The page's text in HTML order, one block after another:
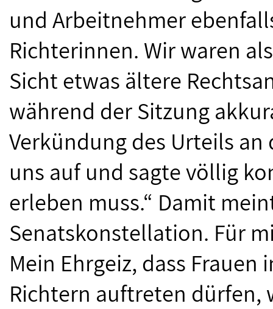
und Arbeitnehmer
Richterinnen. Wir waren
Sicht etwas ältere
während der Sitzung
Verkündung des Urteils
uns auf und sagte völlig
erleben muss.“ Damit
Senatskonstellation. Für
Mein Ehrgeiz, dass
Richtern auftreten dürfen,